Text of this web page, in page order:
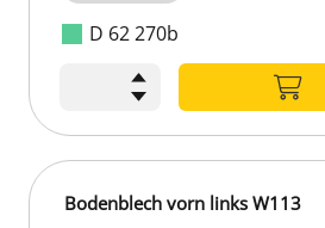
D 62 270b
Bodenblech vorn links W113